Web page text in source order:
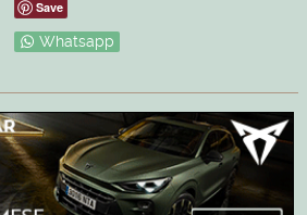
Save
Whatsapp